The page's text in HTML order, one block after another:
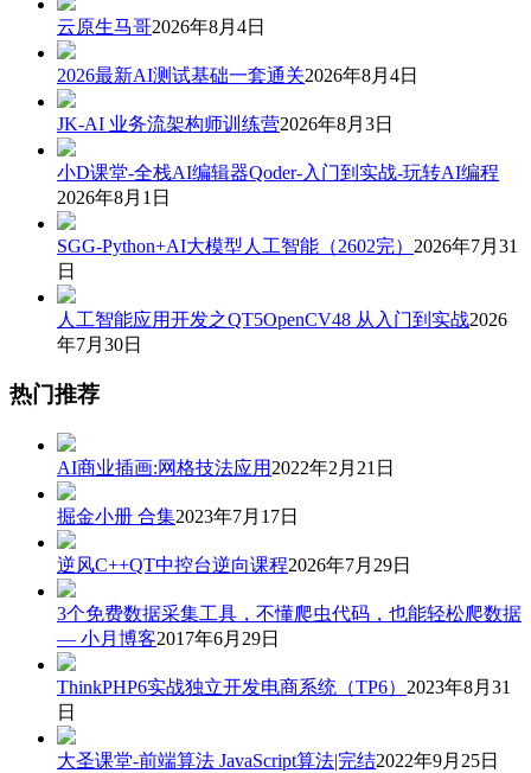
云原生马哥2026年8月4日
2026最新AI测试基础一套通关2026年8月4日
JK-AI 业务流架构师训练营2026年8月3日
小D课堂-全栈AI编辑器Qoder-入门到实战-玩转AI编程
2026年8月1日
SGG-Python+AI大模型人工智能（2602完） 2026年7月31
日
人工智能应用开发之QT5OpenCV48 从入门到实战2026
年7月30日
热门推荐
AI商业插画:网格技法应用 2022年2月21日
掘金小册 合集2023年7月17日
逆风C++QT中控台逆向课程2026年7月29日
3个免费数据采集工具，不懂爬虫代码，也能轻松爬数据
— 小月博客2017年6月29日
ThinkPHP6实战独立开发电商系统（TP6） 2023年8月31
日
大圣课堂-前端算法 JavaScript算法|完结2022年9月25日